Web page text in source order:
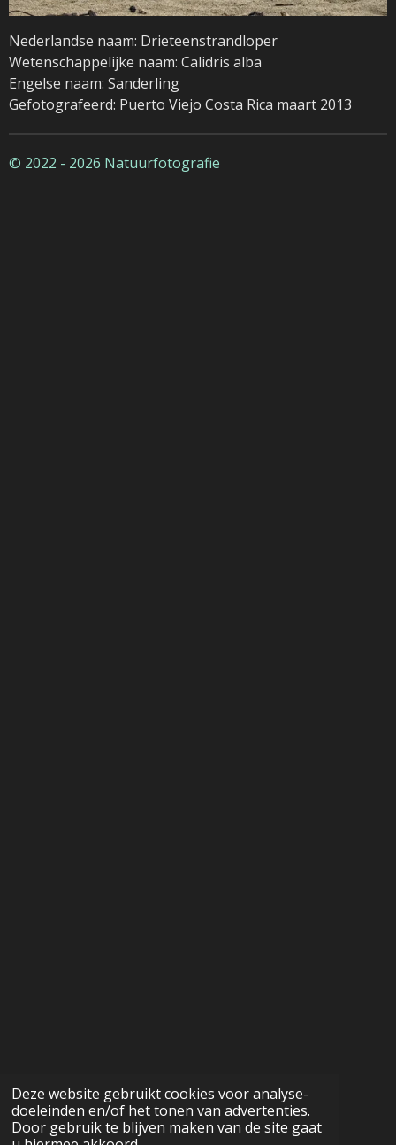
Deze website gebruikt cookies voor analyse-
doeleinden en/of het tonen van advertenties.
Door gebruik te blijven maken van de site gaat
Nederlandse naam: Drieteenstrandloper
Wetenschappelijke naam: Calidris alba
Engelse naam: Sanderling
Gefotografeerd: Puerto Viejo Costa Rica maart 2013
© 2022 - 2026 Natuurfotografie